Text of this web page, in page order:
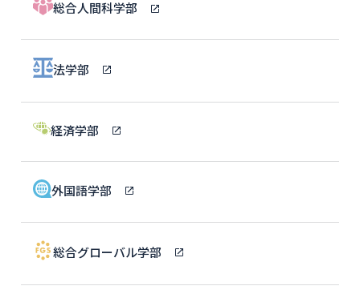
総合人間科学部
法学部
経済学部
外国語学部
総合グローバル学部